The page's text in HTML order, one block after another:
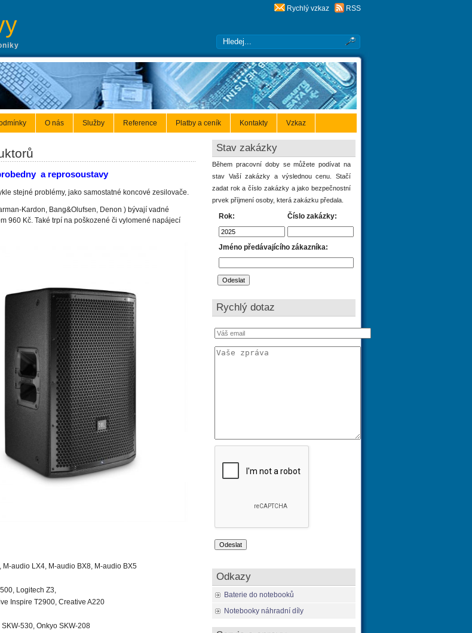
Rychlý vzkaz RSS
O nás Služby Reference Platby a ceník Kontakty Vzkaz
a reprosoustavy
stejné problémy, jako samostatné koncové zesilovače.
Kardon, Bang&Olufsen, Denon ) bývají vadné
960 Kč. Také trpí na poškozené či vylomené napájecí
audio LX4, M-audio BX8, M-audio BX5
Logitech Z3,
Inspire T2900, Creative A220
530, Onkyo SKW-208
Stav zakázky
Během pracovní doby se můžete podívat na
stav Vaší zakázky a výslednou cenu. Stačí
zadat rok a číslo zakázky a jako bezpečnostní
prvek příjmení osoby, která zakázku předala.
Rok: Číslo zakázky:
Jméno předávajícího zákazníka:
Rychlý dotaz
Odkazy
Baterie do notebooků
Notebooky náhradní díly